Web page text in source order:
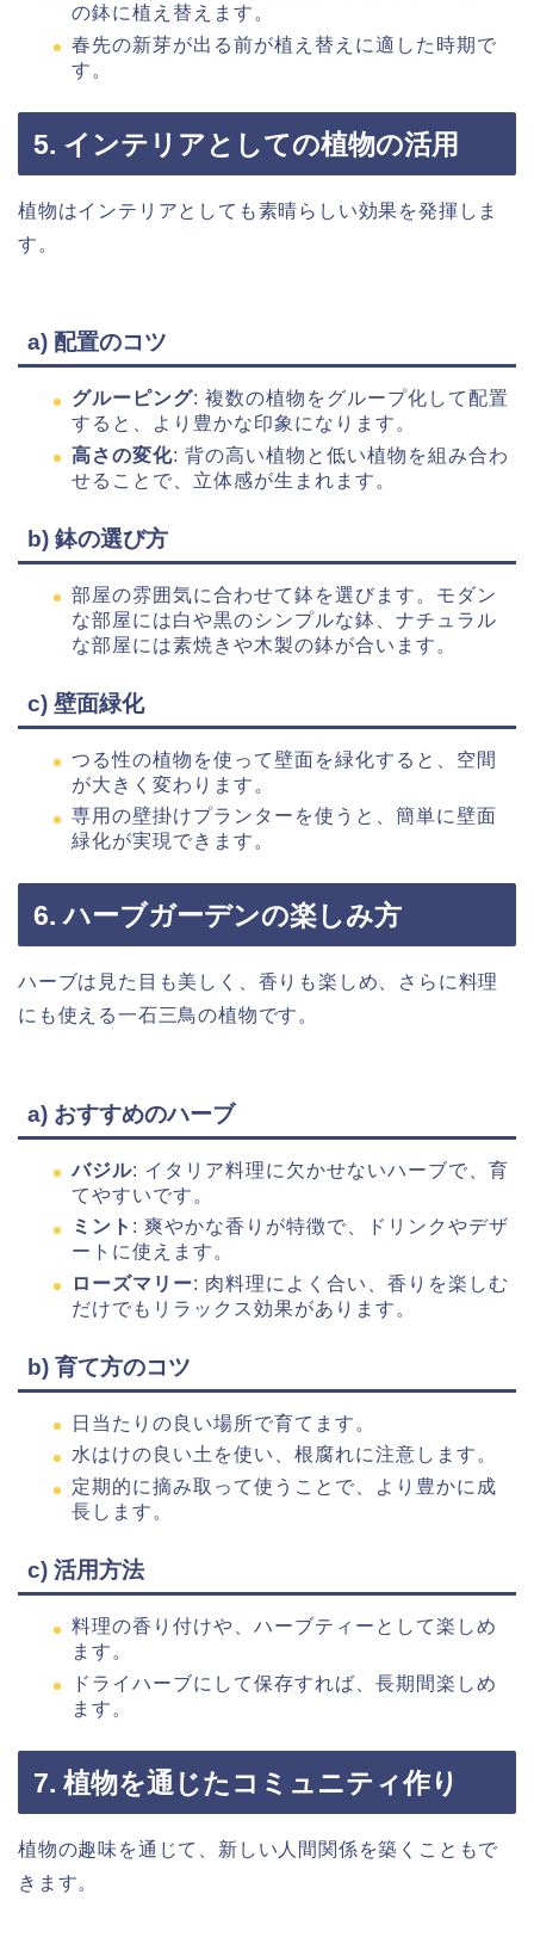
の鉢に植え替えます。
春先の新芽が出る前が植え替えに適した時期で
す。
5. インテリアとしての植物の活用
植物はインテリアとしても素晴らしい効果を発揮しま
す。
a) 配置のコツ
グルーピング: 複数の植物をグループ化して配置
すると、より豊かな印象になります。
高さの変化: 背の高い植物と低い植物を組み合わ
せることで、立体感が生まれます。
b) 鉢の選び方
部屋の雰囲気に合わせて鉢を選びます。モダン
な部屋には白や黒のシンプルな鉢、ナチュラル
な部屋には素焼きや木製の鉢が合います。
c) 壁面緑化
つる性の植物を使って壁面を緑化すると、空間
が大きく変わります。
専用の壁掛けプランターを使うと、簡単に壁面
緑化が実現できます。
6. ハーブガーデンの楽しみ方
ハーブは見た目も美しく、香りも楽しめ、さらに料理
にも使える一石三鳥の植物です。
a) おすすめのハーブ
バジル: イタリア料理に欠かせないハーブで、育
てやすいです。
ミント : 爽やかな香りが特徴で、ドリンクやデザ
ートに使えます。
ローズマリー: 肉料理によく合い、香りを楽しむ
だけでもリラックス効果があります。
b) 育て方のコツ
日当たりの良い場所で育てます。
水はけの良い土を使い、根腐れに注意します。
定期的に摘み取って使うことで、より豊かに成
長します。
c) 活用方法
料理の香り付けや、ハーブティーとして楽しめ
ます。
ドライハーブにして保存すれば、長期間楽しめ
ます。
7. 植物を通じたコミュニティ作り
植物の趣味を通じて、新しい人間関係を築くこともで
きます。